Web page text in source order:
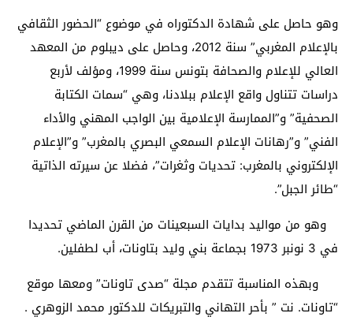
وهو حاصل على شهادة الدكتوراه في موضوع “الحضور الثقافي
بالإعلام المغربي” سنة 2012، وحاصل على ديبلوم من المعهد
العالي للإعلام والصحافة بتونس سنة 1999، ومؤلف لأربع
دراسات تتناول واقع الإعلام ببلادنا، وهي “سمات الكتابة
الصحفية” و”الممارسة الإعلامية بين الواجب المهني والأداء
الفني” و”رهانات الإعلام السمعي البصري بالمغرب” و”الإعلام
الإلكتروني بالمغرب: تحديات وثغرات”، فضلا عن سيرته الذاتية
“طائر الجبل”.
وهو من مواليد بدايات السبعينات من القرن الماضي تحديدا
في 3 نونبر 1973 بجماعة بني وليد بتاونات، أب لطفلين.
وبهذه المناسبة تتقدم مجلة “صدى تاونات” ومعها موقع
“تاونات. نت ” بأحر التهاني والتبريكات للدكتور محمد الزوهري .